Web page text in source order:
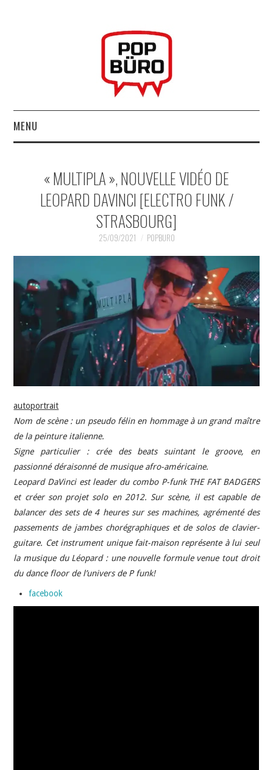
MENU
MUSIQUESACTUELLES.NET
GABBA GABBA HEY !
INDÉPENDANTS
DOKO
« MULTIPLA », NOUVELLE VIDÉO DE
LEOPARD DAVINCI [ELECTRO FUNK /
STRASBOURG]
25/09/2021 POPBURO
autoportrait
Nom de scène : un pseudo félin en hommage à un grand maître
de la peinture italienne.
Signe particulier : crée des beats suintant le groove, en
passionné déraisonné de musique afro-américaine.
Leopard DaVinci est leader du combo P-funk THE FAT BADGERS
et créer son projet solo en 2012. Sur scène, il est capable de
balancer des sets de 4 heures sur ses machines, agrémenté des
passements de jambes chorégraphiques et de solos de clavier-
guitare. Cet instrument unique fait-maison représente à lui seul
la musique du Léopard : une nouvelle formule venue tout droit
du dance floor de l’univers de P funk!
facebook